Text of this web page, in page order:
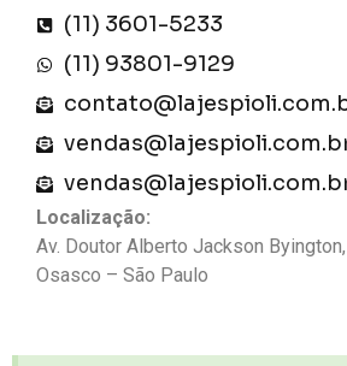
(11) 3601-5233
(11) 93801-9129
Localização:
Av. Doutor Alberto Jackson
Osasco – São Paulo